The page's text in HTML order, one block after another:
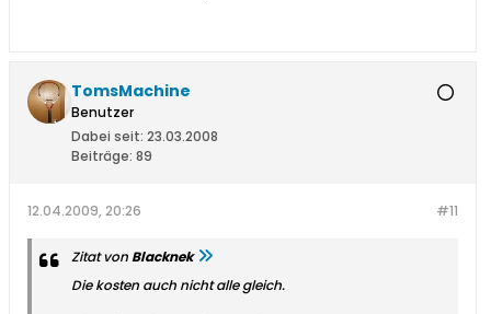
TomsMachine
Benutzer
Dabei seit: 23.03.2008
Beiträge: 89
#11
12.04.2009, 20:26
Zitat vonBlacknek
Die kosten auch nicht alle gleich.